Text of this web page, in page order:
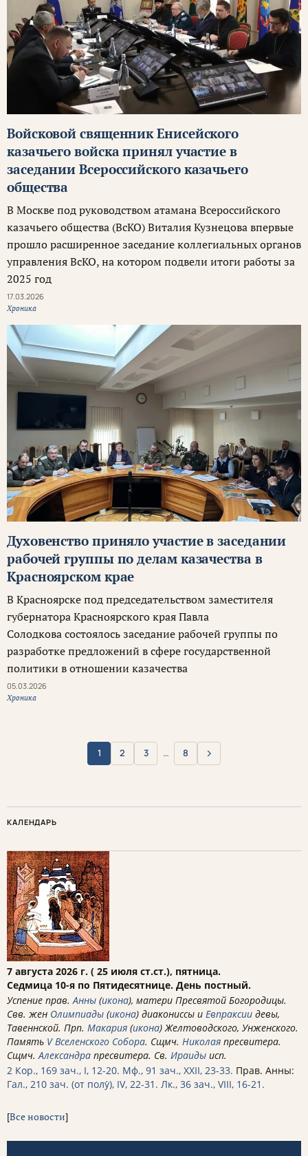
Войсковой священник Енисейского
казачьего войска принял участие в
заседании Всероссийского казачьего
общества
В Москве под руководством атамана Всероссийского
казачьего общества (ВсКО) Виталия Кузнецова впервые
прошло расширенное заседание коллегиальных органов
управления ВсКО, на котором подвели итоги работы за
2025 год
17.03.2026
Хроника
Духовенство приняло участие в заседании
рабочей группы по делам казачества в
Красноярском крае
В Красноярске под председательством заместителя
губернатора Красноярского края Павла
Солодкова состоялось заседание рабочей группы по
разработке предложений в сфере государственной
политики в отношении казачества
05.03.2026
Хроника
1 2 3 … 8 Вперёд
›
КАЛЕНДАРЬ
7 августа 2026 г. ( 25 июля ст.ст.), пятница.
Седмица 10-я по Пятидесятнице. День постный.
Успение прав. Анны (икона), матери Пресвятой Богородицы.
Свв. жен Олимпиады (икона) диакониссы и Евпраксии девы,
Тавеннской. Прп. Макария (икона) Желтоводского, Унженского.
Память V Вселенского Собора. Сщмч. Николая пресвитера.
Сщмч. Александра пресвитера. Св. Ираиды исп.
2 Кор., 169 зач., I, 12-20. Мф., 91 зач., XXII, 23-33. Прав. Анны:
Гал., 210 зач. (от полу́), IV, 22-31. Лк., 36 зач., VIII, 16-21.
[Все новости]